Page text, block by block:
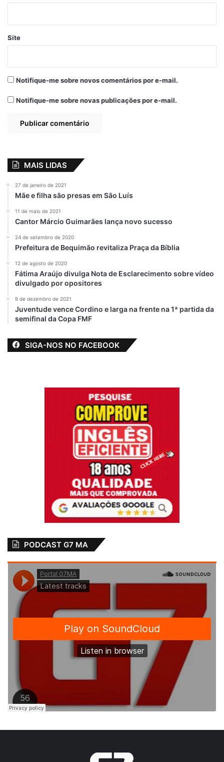
Site
Notifique-me sobre novos comentários por e-mail.
Notifique-me sobre novas publicações por e-mail.
MAIS LIDAS
27 de janeiro de 2021
Mãe e filha são presas em São Luís
11 de maio de 2021
Cantor Márcio Guimarães lança novo sucesso
24 de setembro de 2020
Prefeitura de Bequimão revitaliza Praça da Bíblia
12 de agosto de 2020
Fátima Araújo divulga Nota de Esclarecimento sobre vídeo
divulgado por opositores
9 de dezembro de 2021
Juventude vence Cordino e larga na frente na 1ª partida da
semifinal da Copa FMF
SIGA-NOS NO FACEBOOK
PODCAST G7 MA